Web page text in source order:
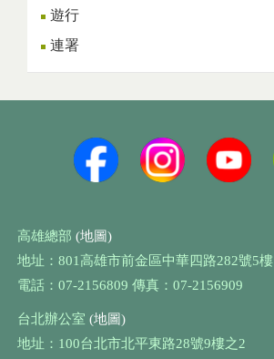
遊行
連署
高雄總部 (地圖)
地址：801高雄市前金區中華四路282號5樓
電話：07-2156809 傳真：07-2156909
台北辦公室 (地圖)
地址：100台北市北平東路28號9樓之2